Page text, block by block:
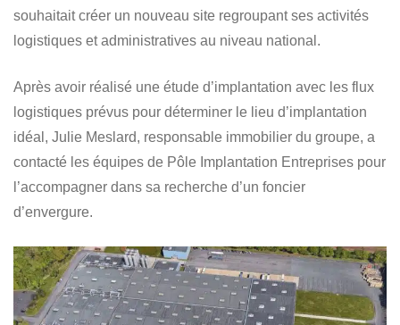
souhaitait créer un nouveau site regroupant ses activités
logistiques et administratives au niveau national.
Après avoir réalisé une étude d’implantation avec les flux
logistiques prévus pour déterminer le lieu d’implantation
idéal, Julie Meslard, responsable immobilier du groupe, a
contacté les équipes de Pôle Implantation Entreprises pour
l’accompagner dans sa recherche d’un foncier
d’envergure.